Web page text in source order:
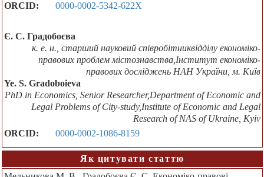
ORCID:
0000-0002-5342-622X
Є. С. Градобоєва
к. е. н., старший науковий співробітниквідділу економіко-
правових проблем містознавства,Інститут економіко-
правових досліджень НАН України, м. Київ
Ye. S. Gradoboieva
PhD in Economics, Senior Researcher,Department of Economic and
Legal Problems of City-study,Institute of Economic and Legal
Research of NAS of Ukraine, Кyiv
ORCID:
0000-0002-1086-8159
Як цитувати статтю